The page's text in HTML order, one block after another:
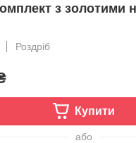
з золотими
Роздріб
Купити
або